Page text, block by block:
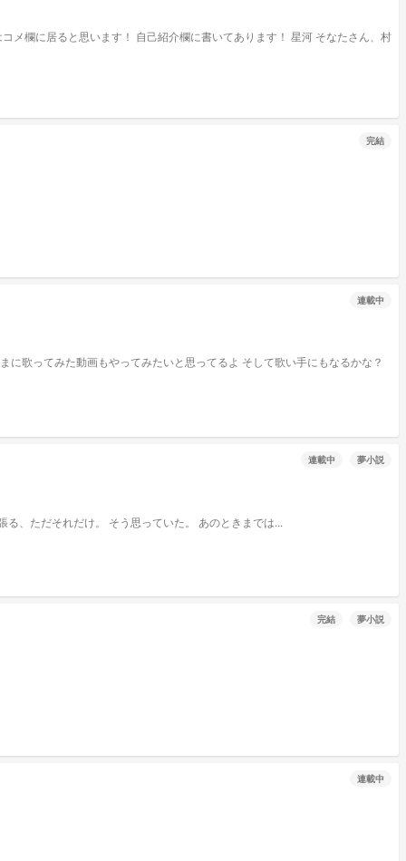
完結
連載中
歌ってみた動画もやってみたいと思ってるよ そして歌い手にもなるかな？
連載中 夢小説
今は部活を頑張る、ただそれだけ。 そう思っていた。 あのときまでは...
完結 夢小説
連載中